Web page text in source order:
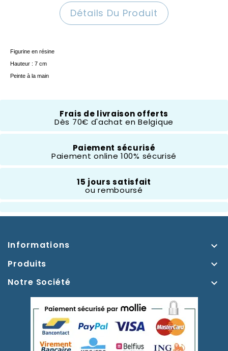
Détails Du Produit
Figurine en résine
Hauteur : 7 cm
Peinte à la main
Résine
Thème Dumbo
Frais de livraison offerts
Dès 70€ d'achat en Belgique
Paiement sécurisé
Paiement online 100% sécurisé
15 jours satisfait
ou remboursé
Informations 
Produits 
Notre Société 